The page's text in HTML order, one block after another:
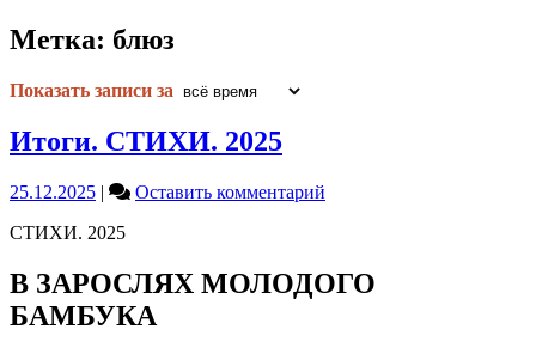
Метка: блюз
Показать записи за
Итоги. СТИХИ. 2025
25.12.2025 | Оставить комментарий
СТИХИ. 2025
В ЗАРОСЛЯХ МОЛОДОГО
БАМБУКА